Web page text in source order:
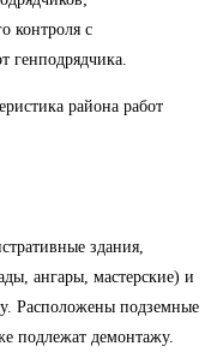
контроля с
генподрядчика.
района работ
здания,
ангары, мастерские) и
Расположены подземные
подлежат демонтажу.